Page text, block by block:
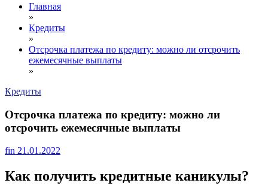
Главная
»
Кредиты
»
Отсрочка платежа по кредиту: можно ли отсрочить
ежемесячные выплаты
»
Кредиты
Отсрочка платежа по кредиту: можно ли
отсрочить ежемесячные выплаты
fin 21.01.2022
Как получить кредитные каникулы?